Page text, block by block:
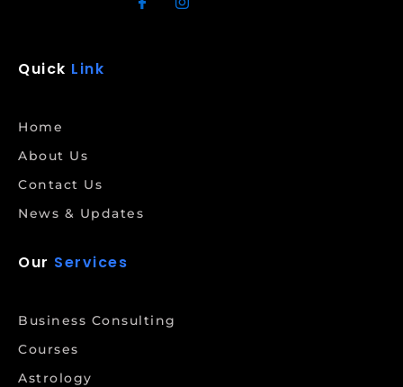
Quick Link
Home
About Us
Contact Us
News & Updates
Our Services
Business Consulting
Courses
Astrology